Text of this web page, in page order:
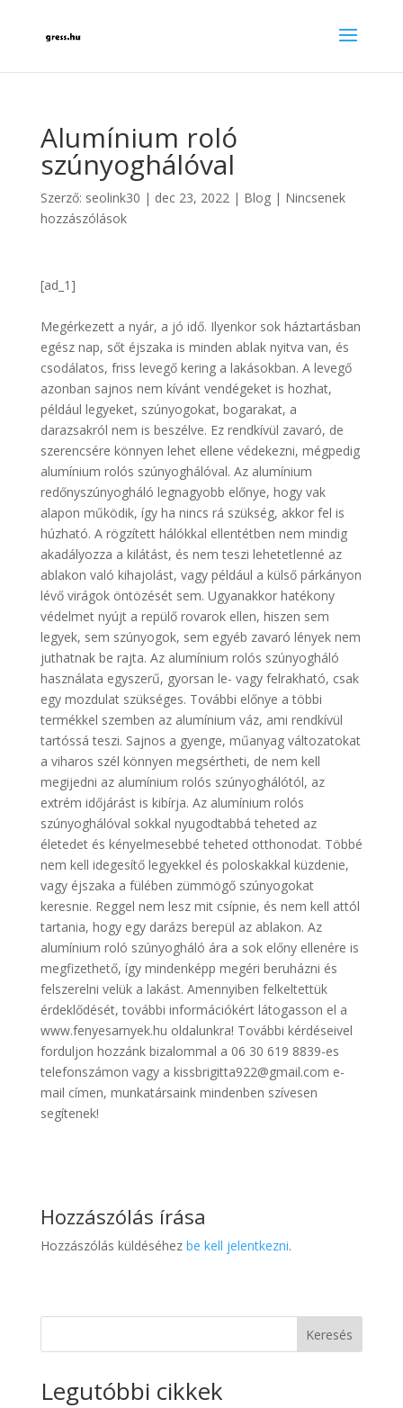
Alumínium roló
szúnyoghálóval
Szerző: seolink30 | dec 23, 2022| Blog| Nincsenek
hozzászólások
[ad_1]
Megérkezett a nyár, a jó idő. Ilyenkor sok háztartásban
egész nap, sőt éjszaka is minden ablak nyitva van, és
csodálatos, friss levegő kering a lakásokban. A levegő
azonban sajnos nem kívánt vendégeket is hozhat,
például legyeket, szúnyogokat, bogarakat, a
darazsakról nem is beszélve. Ez rendkívül zavaró, de
szerencsére könnyen lehet ellene védekezni, mégpedig
alumínium rolós szúnyoghálóval. Az alumínium
redőnyszúnyogháló legnagyobb előnye, hogy vak
alapon működik, így ha nincs rá szükség, akkor fel is
húzható. A rögzített hálókkal ellentétben nem mindig
akadályozza a kilátást, és nem teszi lehetetlenné az
ablakon való kihajolást, vagy például a külső párkányon
lévő virágok öntözését sem. Ugyanakkor hatékony
védelmet nyújt a repülő rovarok ellen, hiszen sem
legyek, sem szúnyogok, sem egyéb zavaró lények nem
juthatnak be rajta. Az alumínium rolós szúnyogháló
használata egyszerű, gyorsan le- vagy felrakható, csak
egy mozdulat szükséges. További előnye a többi
termékkel szemben az alumínium váz, ami rendkívül
tartóssá teszi. Sajnos a gyenge, műanyag változatokat
a viharos szél könnyen megsértheti, de nem kell
megijedni az alumínium rolós szúnyoghálótól, az
extrém időjárást is kibírja. Az alumínium rolós
szúnyoghálóval sokkal nyugodtabbá teheted az
életedet és kényelmesebbé teheted otthonodat. Többé
nem kell idegesítő legyekkel és poloskakkal küzdenie,
vagy éjszaka a fülében zümmögő szúnyogokat
keresnie. Reggel nem lesz mit csípnie, és nem kell attól
tartania, hogy egy darázs berepül az ablakon. Az
alumínium roló szúnyogháló ára a sok előny ellenére is
megfizethető, így mindenképp megéri beruházni és
felszerelni velük a lakást. Amennyiben felkeltettük
érdeklődését, további információkért látogasson el a
www.fenyesarnyek.hu oldalunkra! További kérdéseivel
forduljon hozzánk bizalommal a 06 30 619 8839-es
telefonszámon vagy a kissbrigitta922@gmail.com e-
mail címen, munkatársaink mindenben szívesen
segítenek!
Hozzászólás írása
Hozzászólás küldéséhez be kell jelentkezni.
Keresés
Legutóbbi cikkek